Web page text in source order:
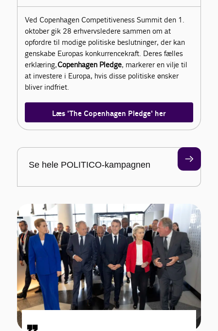
Ved Copenhagen Competitiveness Summit den 1.
oktober gik 28 erhvervsledere sammen om at
opfordre til modige politiske beslutninger, der kan
genskabe Europas konkurrencekraft. Deres fælles
erklæring,Copenhagen Pledge, markerer en vilje til
at investere i Europa, hvis disse politiske ønsker
bliver indfriet.
Læs 'The Copenhagen Pledge' her
Se hele POLITICO-kampagnen